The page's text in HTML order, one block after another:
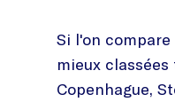
Si l'on
mieux
Copenhague,